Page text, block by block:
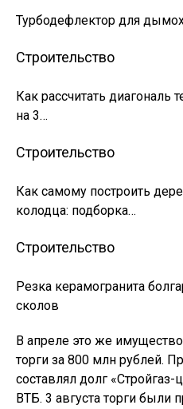
Турбодефлектор для
Строительство
Как рассчитать диагональ
на 3…
Строительство
Как самому построить
колодца: подборка…
Строительство
Резка керамогранита
сколов
В апреле это же
торги за 800 млн рублей.
составлял долг
ВТБ. 3 августа торги были